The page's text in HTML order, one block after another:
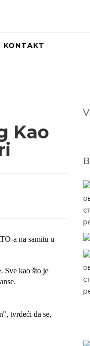
KONTAKT
Kao
a na samitu u
Sve kao što je
tvrdeći da se,